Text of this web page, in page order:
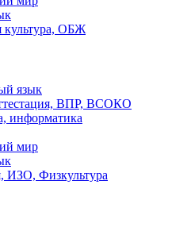
культура, ОБЖ
язык
ВПР, ВСОКО
информатика
мир
ИЗО, Физкультура